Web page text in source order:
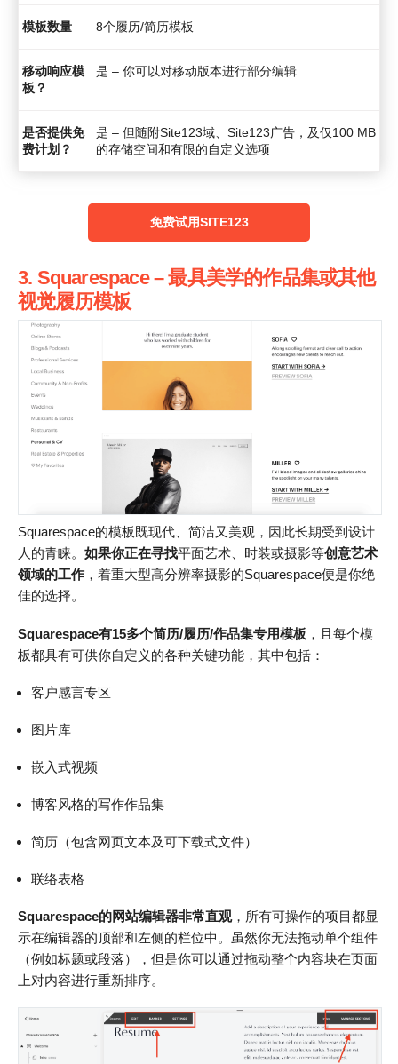
模板数量 8个履历/简历模板
移动响应模
板？
是 – 你可以对移动版本进行部分编辑
是否提供免
费计划？
是 – 但随附Site123域、Site123广告，及仅100 MB
的存储空间和有限的自定义选项
免费试用SITE123
3. Squarespace – 最具美学的作品集或其他
视觉履历模板
Squarespace的模板既现代、简洁又美观，因此长期受到设计
人的青睐。 如果你正在寻找平面艺术、时装或摄影等创意艺术
领域的工作 ，着重大型高分辨率摄影的Squarespace便是你绝
佳的选择。
Squarespace有15多个简历/履历/作品集专用模板 ，且每个模
板都具有可供你自定义的各种关键功能，其中包括：
客户感言专区
图片库
嵌入式视频
博客风格的写作作品集
简历（包含网页文本及可下载式文件）
联络表格
Squarespace的网站编辑器非常直观，所有可操作的项目都显
示在编辑器的顶部和左侧的栏位中。虽然你无法拖动单个组件
（例如标题或段落），但是你可以通过拖动整个内容块在页面
上对内容进行重新排序。